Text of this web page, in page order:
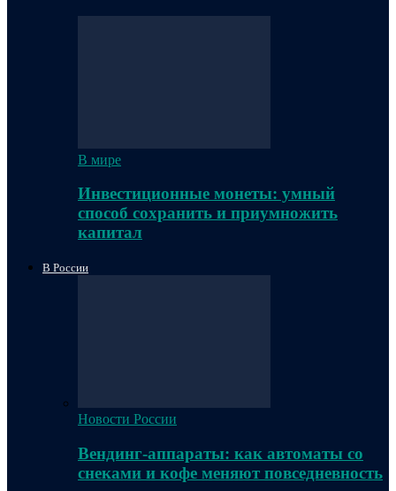
В мире
Инвестиционные монеты: умный
способ сохранить и приумножить
капитал
В России
Новости России
Вендинг-аппараты: как автоматы со
снеками и кофе меняют повседневность